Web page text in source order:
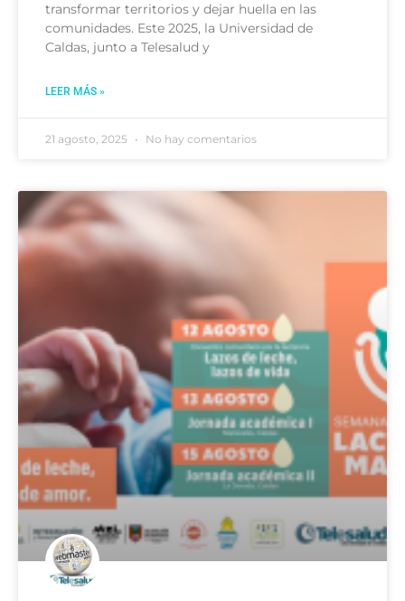
transformar territorios y dejar huella en las
comunidades. Este 2025, la Universidad de
Caldas, junto a Telesalud y
LEER MÁS »
21 agosto, 2025 No hay comentarios